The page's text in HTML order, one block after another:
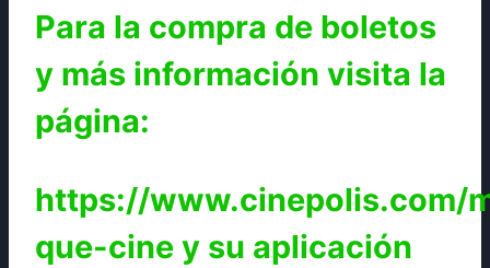
Para la compra de boletos
y más información visita la
página:
https://www.cinepolis.com/
que-cine y su aplicación